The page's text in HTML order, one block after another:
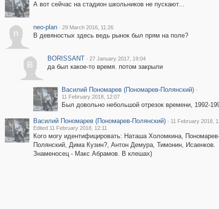
А вот сейчас на стадион школьников не пускают...
n
neo-plan · 29 March 2016, 11:26
В девяностых здесь ведь рынок был прям на поле?
B
BORISSANT · 27 January 2017, 19:04
да был какое-то время. потом закрыли
Василий Пономарев (Пономарев-Полянский) ·
11 February 2018, 12:07
Был довольно небольшой отрезок времени, 1992-
Василий Пономарев (Пономарев-Полянский) · 11 February 2018,
Edited 11 February 2018, 12:11
Кого могу идентифицировать: Наташа Холомкина,
Полянский, Дима Кузин?, Антон Демура, Тимонин, Исаенков.
Знаменосец - Макс Абрамов. В клешах)